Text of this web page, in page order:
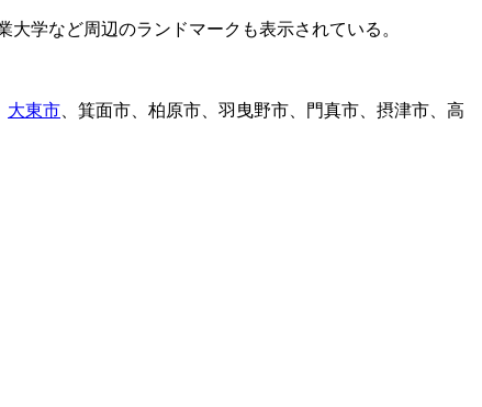
大東市 、箕面市、柏原市、羽曳野市、門真市、摂津市、高